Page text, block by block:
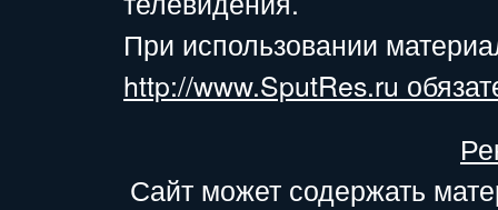
При использовании
http://www.SputRes.ru
Сайт может содержать